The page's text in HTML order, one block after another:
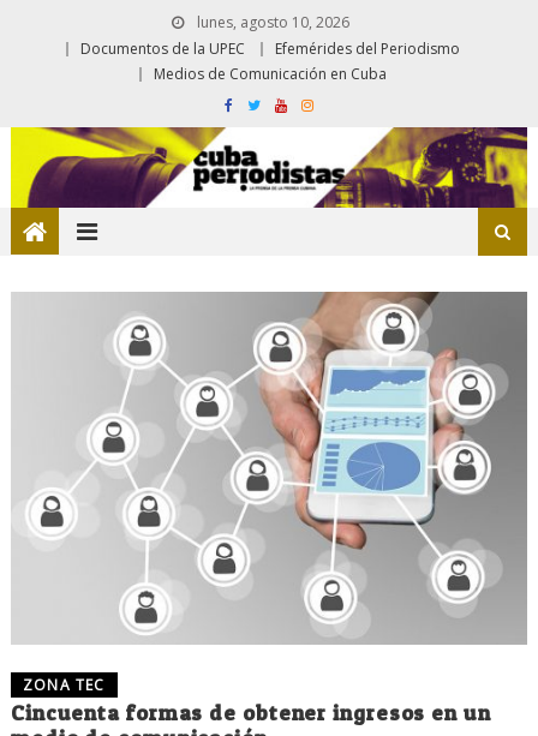
lunes, agosto 10, 2026
Documentos de la UPEC
Efemérides del Periodismo
Medios de Comunicación en Cuba
ZONA TEC
Cincuenta formas de obtener ingresos en un